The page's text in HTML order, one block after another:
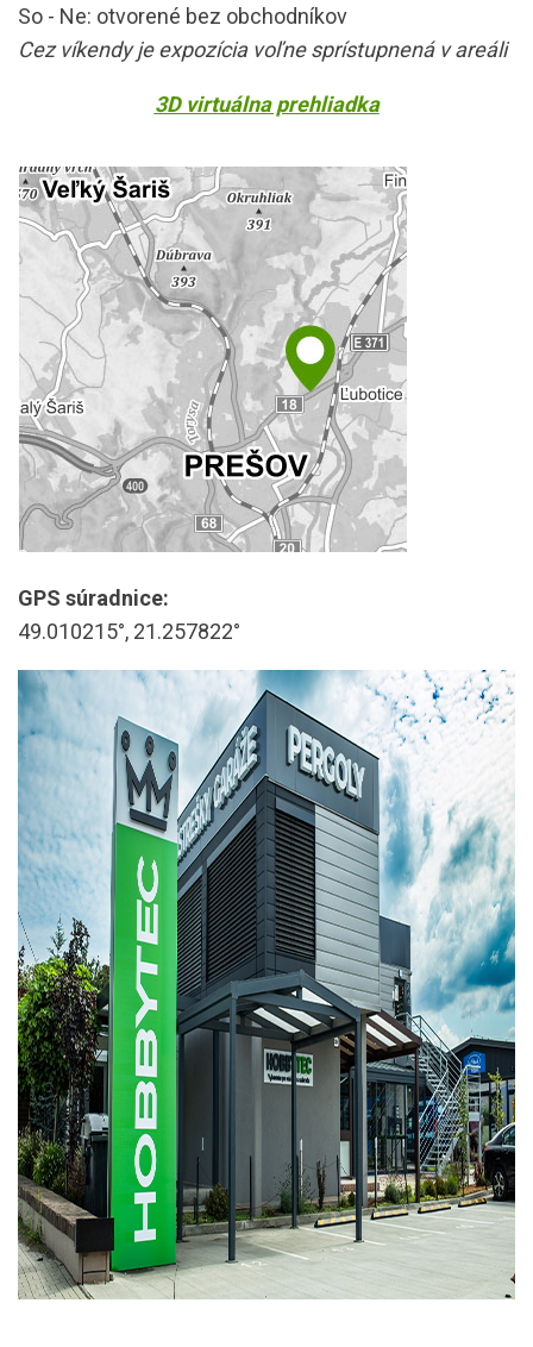
So - Ne: otvorené bez obchodníkov
Cez víkendy je expozícia voľne sprístupnená v areáli
3D virtuálna prehliadka
GPS súradnice:
49.010215°, 21.257822°